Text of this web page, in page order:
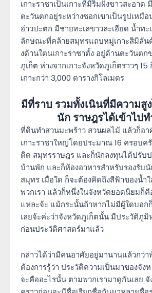
เกาะราชาเป็นเกาะที่มีริมฝั่งขาวสะอาด
ตะวันตกอยู่ระหว่างซอกเขาเป็นรูปเหมือ
อ่าวปะตก มีชายทะเลขาวละเอียด น้ำทะ
ลักษณะที่คล้ายสมุทรแถบหมู่เกาะสิมิลัน
งด้านใตนเกาะราชาตั้ง อยู่ด้านตะวันตก
ภูเก็ต ห่างจากเกาะจังหวัดภูเก็ตราวๆ
เกาะกว่า 3,000 ตารางกิโลเมตร
มีที่ราบ รวมทั้งเนินที่มีความสู
นัก ราษฎรได้เข้าไป
ที่ดินทำสวนมะพร้าว สวนผลไม้ แล้วก็อา
เกาะราชาใหญ่โดยประมาณ 16 ครอบค
ติด สมุทรราษฎร และก็นักลงทุนได้ปรับ
บ้านพัก และก็ห้องอาหารสำหรับรองรับนั
สมุทร เมื่อใด ก็จะต้องคิดถึงสีฟ้าของน้ำ
พวกเรา แล้วก็หนึ่งในจังหวัดยอดนิยมก็
แหละจ้ะ แม้กระนั้นถ้าหากไม่มีผู้ใดบอก
เลยจ้ะค่ะว่าจังหวัดภูเก็ตนั้น มีประวัติภู
ก่อนประวัติศาสตร์มาแล้ว
กล่าวได้ว่ามีคนอาศัยอยู่มานานแล้วกว่า
ต้องการรู้ว่า ประวัติความเป็นมาของจัง
จะคืออะไรนั้น ตามพวกเรามาดูกันเลย